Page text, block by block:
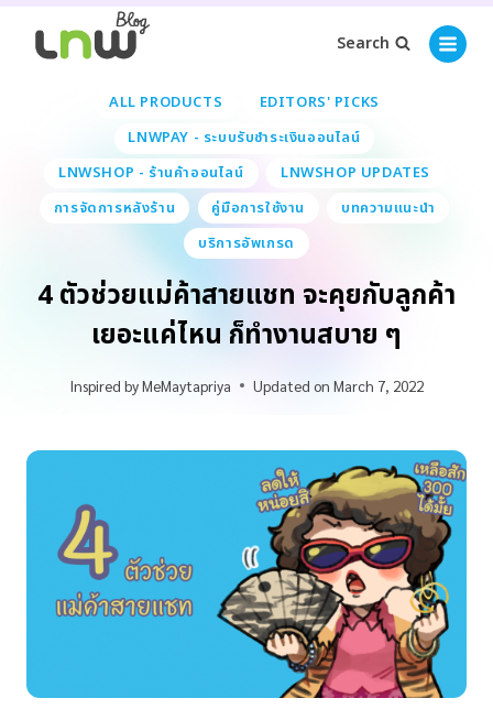
Search
ALL PRODUCTS
EDITORS' PICKS
LNWPAY - ระบบรับชำระเงินออนไลน์
LNWSHOP - ร้านค้าออนไลน์
LNWSHOP UPDATES
การจัดการหลังร้าน
คู่มือการใช้งาน
บทความแนะนำ
บริการอัพเกรด
4 ตัวช่วยแม่ค้าสายแชท จะคุยกับลูกค้า
เยอะแค่ไหน ก็ทำงานสบาย ๆ
Inspired byMeMaytapriya Updated on March 7, 2022